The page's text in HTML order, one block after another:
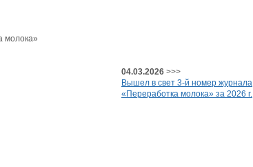
молока»
04.03.2026 >>>
Вышел в свет 3-й номер журнала
«Переработка молока» за 2026 г.